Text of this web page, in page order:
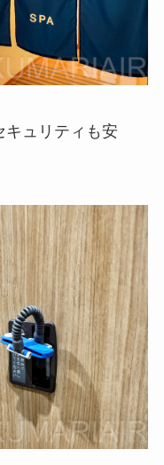
キュリティも安